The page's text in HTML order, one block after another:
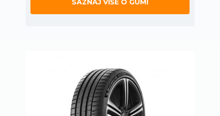
SAZNAJ VIŠE O GUMI